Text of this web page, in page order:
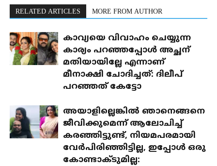
RELATED ARTICLES MORE FROM AUTHOR
കാവ്യയെ വിവാഹം ചെയ്യുന്ന
കാര്യം പറഞ്ഞപ്പോൾ അച്ഛന്
മതിയായില്ലേ എന്നാണ്
മീനാക്ഷി ചോദിച്ചത്: ദിലീപ്
പറഞ്ഞത് കേട്ടോ
അയാളില്ലെങ്കിൽ ഞാനെങ്ങനെ
ജീവിക്കുമെന്ന് ആലോചിച്ച്
കരഞ്ഞിട്ടുണ്ട്, നിയമപരമായി
വേർപിരിഞ്ഞിട്ടില്ല, ഇപ്പോൾ ഒരു
കോണ്ടാക്ടുമില്ല: